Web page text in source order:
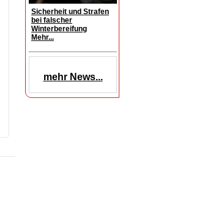
Sicherheit und Strafen
bei falscher
Winterbereifung
Mehr...
mehr News...